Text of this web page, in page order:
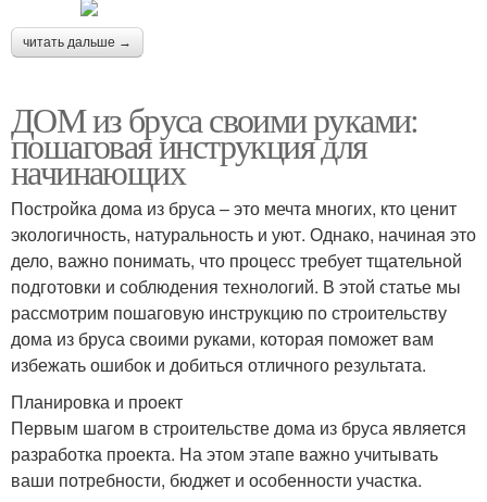
читать дальше →
ДОМ из бруса своими руками:
пошаговая инструкция для
начинающих
Постройка дома из бруса – это мечта многих, кто ценит
экологичность, натуральность и уют. Однако, начиная это
дело, важно понимать, что процесс требует тщательной
подготовки и соблюдения технологий. В этой статье мы
рассмотрим пошаговую инструкцию по строительству
дома из бруса своими руками, которая поможет вам
избежать ошибок и добиться отличного результата.
Планировка и проект
Первым шагом в строительстве дома из бруса является
разработка проекта. На этом этапе важно учитывать
ваши потребности, бюджет и особенности участка.